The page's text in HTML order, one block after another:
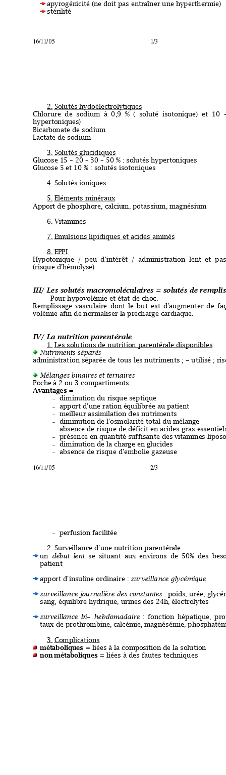
apyrogénicité (ne doit pas entraîner une hyperthermie)
stérilité
16/11/05 1/3
2. Solutés hydoélectrolytiques
Chlorure de sodium à 0 ,9 % ( soluté isotonique) et 10
hypertoniques)
Bicarbonate de sodium
Lactate de sodium
3. Solutés glucidiques
Glucose 1 5 – 20 – 30 – 50 % : solutés hypertoniques
Glucose 5 et 10 % : solutés isotoniques
4. Solutés ioniques
5. Eléments
  minéraux
Apport de phosphore, calcium, potassium, magnésium
6. Vitamines
7. Emulsions lipidiques
  et acides aminé
s
8.
EPPI
Hypotonique
/ peu d'intérêt / administration lent et
pas
(risque d'hémolyse)
III/ Les solutés macromoléculaires = solutés de remp
Pour hypovolémie et état de choc
Remplissage vasculaire dont le but est d'augmenter d e
volémie afin de normaliser la precharge cardiaque.
IV/ La nutrition parentérale
1. Les solutions de nutrition parentérale disponibles
Nutriments séparés
administration séparée de tous les nutriments ; - utilisé ;
Mélanges binaires et ternaires
Poche à 2 ou 3 compartiments
Avantages =
– diminution du risque septique
apport d'une ration équilibrée au patient
meilleur assimilation des nutriments
diminution de l'osmolarité total d u mélange
absence de risque de déficit en acides gras e
présence en quantité suffisante des vitamines
– diminution de la charge en glucides
– absence de risque d'embolie gazeuse
16/11/05 2/3
– perfusion facilitée
2. Surveillance d'une nutrition parentérale
un
début lent se situant aux environs de 50% des
patient
apport d'insuline ordinaire : surveillance glycémique
surveillance journalière des constantes : poids, urée,
sang, équilibre hydrique, urines des 24h, électrolytes
surveillance bi- hebdomadaire : fonction hépatique,
taux de prothrombine, calcémie, magnésémie, phos
3. Complications
métaboliques = liées à la composition de la solution
non métaboliques = liées à des fautes techniques